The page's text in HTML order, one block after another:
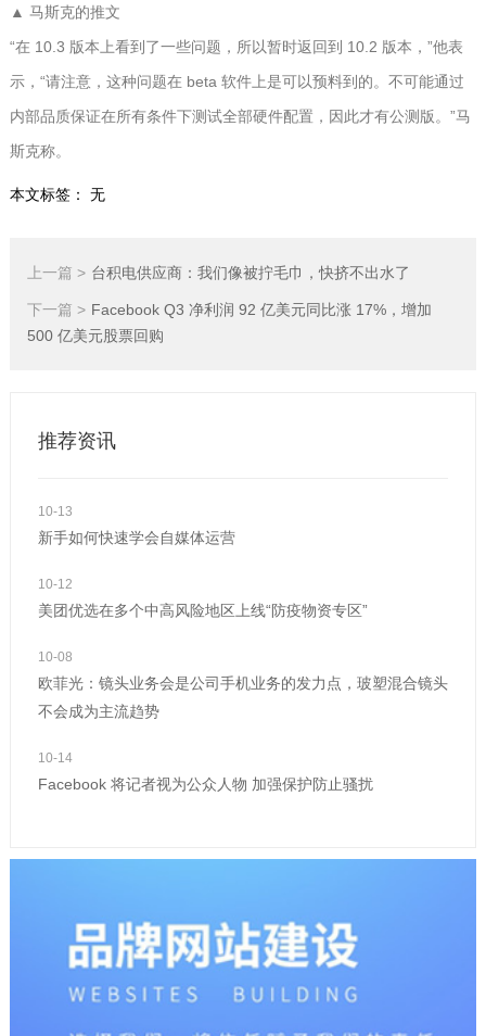
▲ 马斯克的推文
“在 10.3 版本上看到了一些问题，所以暂时返回到 10.2 版本，”他表
示，“请注意，这种问题在 beta 软件上是可以预料到的。不可能通过
内部品质保证在所有条件下测试全部硬件配置，因此才有公测版。”马
斯克称。
本文标签： 无
上一篇 > 台积电供应商：我们像被拧毛巾，快挤不出水了
下一篇 > Facebook Q3 净利润 92 亿美元同比涨 17%，增加
500 亿美元股票回购
推荐资讯
10-13
新手如何快速学会自媒体运营
10-12
美团优选在多个中高风险地区上线“防疫物资专区”
10-08
欧菲光：镜头业务会是公司手机业务的发力点，玻塑混合镜头
不会成为主流趋势
10-14
Facebook 将记者视为公众人物 加强保护防止骚扰